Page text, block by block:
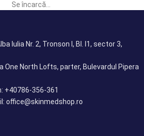
Se încarcă...
Iulia Nr. 2, Tronson I, Bl. I1, sector 3,
One North Lofts, parter, Bulevardul Pipera
+40786-356-361
office@skinmedshop.ro